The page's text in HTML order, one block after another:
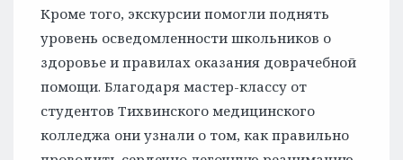
Кроме того, экскурсии помогли поднять
уровень осведомленности школьников о
здоровье и правилах оказания доврачебной
помощи. Благодаря мастер-классу от
студентов Тихвинского медицинского
колледжа они узнали о том, как правильно